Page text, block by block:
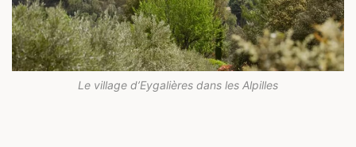
Le village d’Eygalières dans les Alpilles